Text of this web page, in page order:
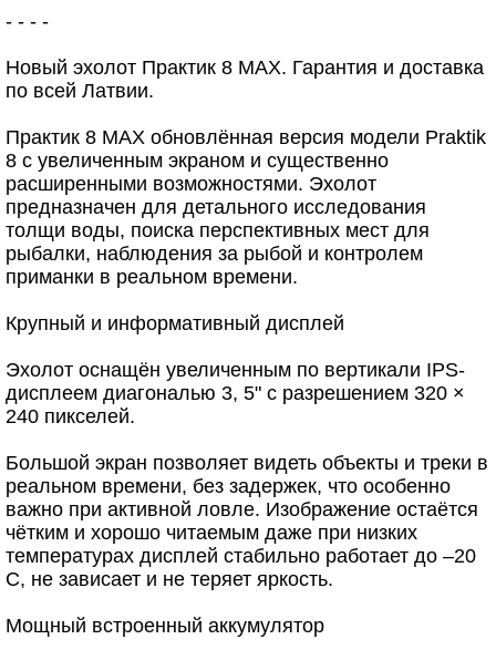
- - - -
Новый эхолот Практик 8 МАХ. Гарантия и доставка
по всей Латвии.
Практик 8 MAX обновлённая версия модели Praktik
8 с увеличенным экраном и существенно
расширенными возможностями. Эхолот
предназначен для детального исследования
толщи воды, поиска перспективных мест для
рыбалки, наблюдения за рыбой и контролем
приманки в реальном времени.
Крупный и информативный дисплей
Эхолот оснащён увеличенным по вертикали IPS-
дисплеем диагональю 3, 5" с разрешением 320 ×
240 пикселей.
Большой экран позволяет видеть объекты и треки в
реальном времени, без задержек, что особенно
важно при активной ловле. Изображение остаётся
чётким и хорошо читаемым даже при низких
температурах дисплей стабильно работает до –20
C, не зависает и не теряет яркость.
Мощный встроенный аккумулятор